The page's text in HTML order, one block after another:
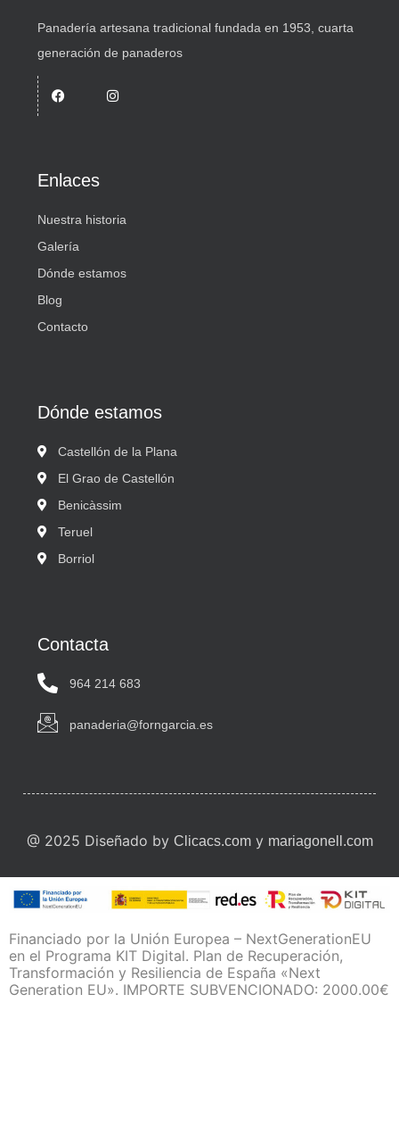
Panadería artesana tradicional fundada en 1953, cuarta
generación de panaderos
Enlaces
Nuestra historia
Galería
Dónde estamos
Blog
Contacto
Dónde estamos
Castellón de la Plana
El Grao de Castellón
Benicàssim
Teruel
Borriol
Contacta
964 214 683
panaderia@forngarcia.es
@ 2025 Diseñado by Clicacs.comy mariagonell.com
Financiado por la Unión Europea – NextGenerationEU
en el Programa KIT Digital. Plan de Recuperación,
Transformación y Resiliencia de España «Next
Generation EU». IMPORTE SUBVENCIONADO: 2000.00€